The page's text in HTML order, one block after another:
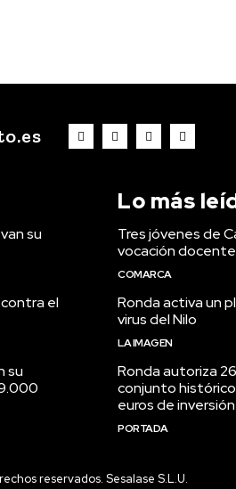
su
el
su
Lo más
Tres jóvenes de
vocación
COMARCA
Ronda activa un
virus del Nilo
LA IMAGEN
Ronda autoriza
conjunto
euros de inversión
PORTADA
reservados. Sesalase S.L.U.